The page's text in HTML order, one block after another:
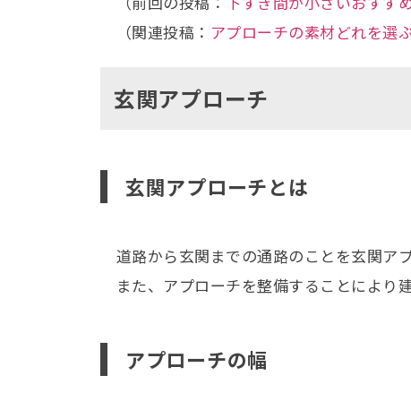
（関連投稿： アプローチの素材どれを選
玄関アプローチ
玄関アプローチとは
道路から玄関までの通路のことを玄関ア
また、アプローチを整備することにより
アプローチの幅